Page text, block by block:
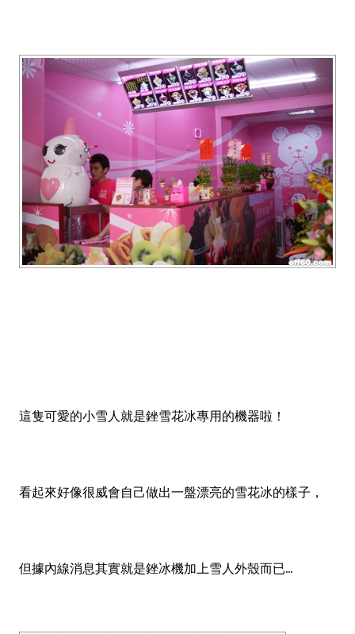
這隻可愛的小雪人就是銼雪花冰專用的機器啦！
看起來好像很威會自己做出一盤漂亮的雪花冰的樣子，
但據內線消息其實就是銼冰機加上雪人外殼而已...